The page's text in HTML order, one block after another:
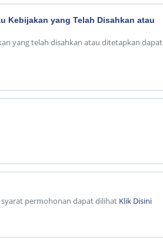
Kebijakan yang Telah Disahkan atau
yang telah disahkan atau ditetapkan dapat
permohonan dapat dilihat Klik Disini